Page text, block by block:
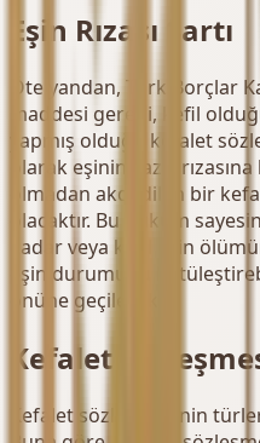
Eşin Rızası Şartı
Öte yandan, Türk Borçlar
maddesi gereği, kefil
yapmış olduğu kefalet
olarak eşinin yazılı
olmadan akdedilen bir
olacaktır. Bu hüküm
kadar veya kefil eşin
eşin durumunu
önüne geçilecektir.
Kefalet
Kefalet sözleşmesinin